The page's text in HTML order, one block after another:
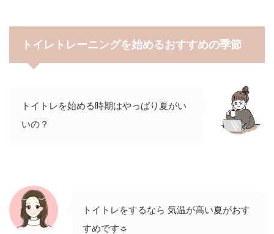
トイレトレーニングを始めるおすすめの季節
トイトレを始める時期はやっぱり夏がい
いの？
トイトレをするなら 気温が高い夏がおす
すめです☼